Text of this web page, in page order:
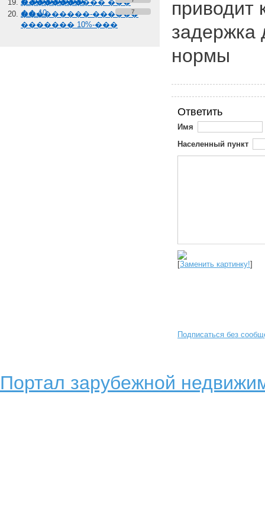
����������� ���
��-10
���������-������
������� 10%-���
7
приводит
задержка
нормы
Ответить
Имя
Населенный пункт
[Заменить картинку!]
Подписаться без
Портал зарубежной